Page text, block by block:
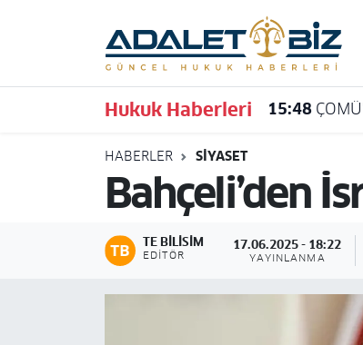
Hukuk Haberleri 15:48
HABERLER SIYASET
Bahçeli’den
TE BILISIM
EDITÖR
17.06.2025 - 18:22
YAYINLANMA
Hava Durumu
Trafik Durumu
Süper Lig Puan Durumu ve Fikstür
Tüm Manşetler
Son Dakika Haberleri
Haber Arşivi